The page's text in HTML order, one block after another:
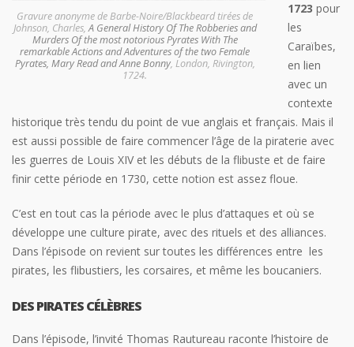
Gravure anonyme de Barbe-Noire/Blackbeard tirées de
Johnson, Charles,A General History Of The Robberies and
Murders Of the most notorious Pyrates With The
remarkable Actions and Adventures of the two Female
Pyrates, Mary Read and Anne Bonny, London, Rivington,
1724.
1723 pour
les
Caraïbes,
en lien
avec un
contexte
historique très tendu du point de vue anglais et français. Mais il
est aussi possible de faire commencer l’âge de la piraterie avec
les guerres de Louis XIV et les débuts de la flibuste et de faire
finir cette période en 1730, cette notion est assez floue.
C’est en tout cas la période avec le plus d’attaques et où se
développe une culture pirate, avec des rituels et des alliances.
Dans l’épisode on revient sur toutes les différences entre les
pirates, les flibustiers, les corsaires, et même les boucaniers.
DES PIRATES CÉLÈBRES
Dans l’épisode, l’invité Thomas Rautureau raconte l’histoire de